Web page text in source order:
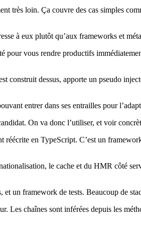
très loin. Ça couvre des cas simples
à eux plutôt qu’aux frameworks et
vous rendre productifs
dessus, apporte un pseudo
entrer dans ses entrailles pour
On va donc l’utiliser, et voir
en TypeScript. C’est un
le cache et du HMR côté
un framework de tests. Beaucoup de
chaînes sont inférées depuis les